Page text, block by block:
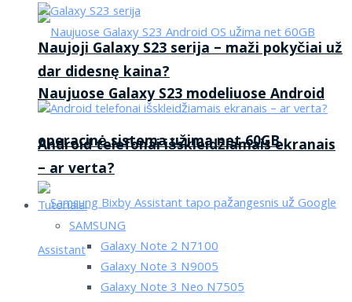
Naujuose Galaxy S23 modeliuose Android
operacinė sistema užima net 60GB
Naujoji Galaxy S23 serija – maži pokyčiai už
dar didesnę kaina?
Android telefonai išskleidžiamais ekranais
– ar verta?
Tutorialai
SAMSUNG
Galaxy Note 2 N7100
Galaxy Note 3 N9005
Galaxy Note 3 Neo N7505